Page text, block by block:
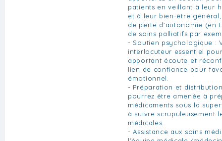
patients en veillant à leur
et à leur bien-être
de perte d'autonomie (en
de soins palliatifs par
- Soutien psychologique :
interlocuteur essentiel
apportant écoute et
lien de confiance pour
émotionnel.
- Préparation et
pourrez être amenée à
médicaments sous la
à suivre scrupuleusement
médicales.
- Assistance aux soins